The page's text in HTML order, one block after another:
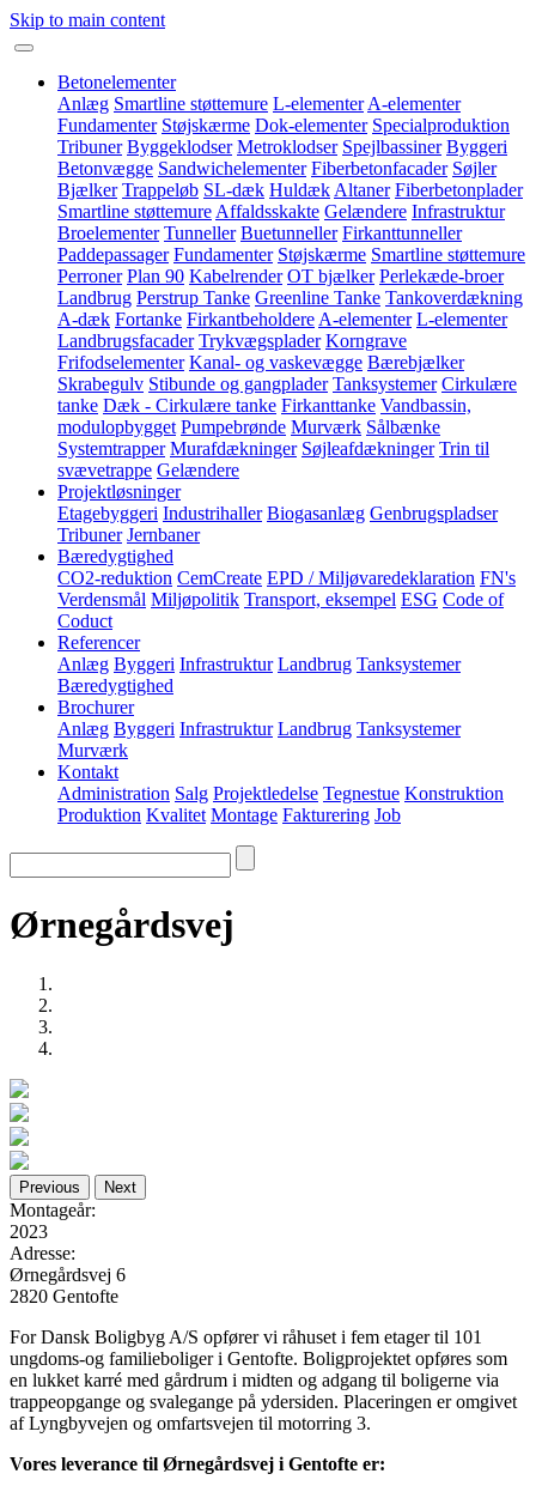
Skip to main content
Betonelementer
Anlæg Smartline støttemure L-elementer A-elementer
Fundamenter Støjskærme Dok-elementer Specialproduktion
Tribuner Byggeklodser Metroklodser Spejlbassiner Byggeri
Betonvægge Sandwichelementer Fiberbetonfacader Søjler
Bjælker Trappeløb SL-dæk Huldæk Altaner Fiberbetonplader
Smartline støttemure Affaldsskakte Gelændere Infrastruktur
Broelementer Tunneller Buetunneller Firkanttunneller
Paddepassager Fundamenter Støjskærme Smartline støttemure
Perroner Plan 90 Kabelrender OT bjælker Perlekæde-broer
Landbrug Perstrup Tanke Greenline Tanke Tankoverdækning
A-dæk Fortanke Firkantbeholdere A-elementer L-elementer
Landbrugsfacader Trykvægsplader Korngrave
Frifodselementer Kanal- og vaskevægge Bærebjælker
Skrabegulv Stibunde og gangplader Tanksystemer Cirkulære
tanke Dæk - Cirkulære tanke Firkanttanke Vandbassin,
modulopbygget Pumpebrønde Murværk Sålbænke
Systemtrapper Murafdækninger Søjleafdækninger Trin til
svævetrappe Gelændere
Projektløsninger
Etagebyggeri Industrihaller Biogasanlæg Genbrugspladser
Tribuner Jernbaner
Bæredygtighed
CO2-reduktion CemCreate EPD / Miljøvaredeklaration FN's
Verdensmål Miljøpolitik Transport, eksempel ESG Code of
Coduct
Referencer
Anlæg Byggeri Infrastruktur Landbrug Tanksystemer
Bæredygtighed
Brochurer
Anlæg Byggeri Infrastruktur Landbrug Tanksystemer
Murværk
Kontakt
Administration Salg Projektledelse Tegnestue Konstruktion
Produktion Kvalitet Montage Fakturering Job
Ørnegårdsvej
Previous Next
Montageår:
2023
Adresse:
Ørnegårdsvej 6
2820 Gentofte
For Dansk Boligbyg A/S opfører vi råhuset i fem etager til 101
ungdoms-og familieboliger i Gentofte. Boligprojektet opføres som
en lukket karré med gårdrum i midten og adgang til boligerne via
trappeopgange og svalegange på ydersiden. Placeringen er omgivet
af Lyngbyvejen og omfartsvejen til motorring 3.
Vores leverance til Ørnegårdsvej i Gentofte er: